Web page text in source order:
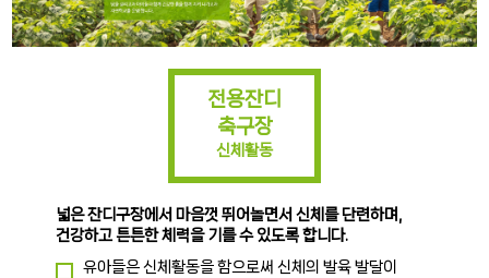
전용잔디
축구장
신체활동
넓은 잔디구장에서 마음껏 뛰어놀면서 신체를 단련하며,
건강하고 튼튼한 체력을 기를 수 있도록 합니다.
유아들은 신체활동을 함으로써 신체의 발육 발달이